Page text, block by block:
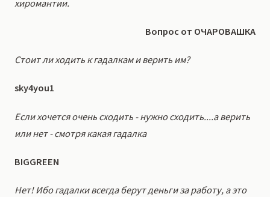
хиромантии.
Вопрос от ОЧАРОВАШКА
Стоит ли ходить к гадалкам и верить им?
sky4you1
Если хочется очень сходить - нужно сходить....а верить
или нет - смотря какая гадалка
BIGGREEN
Нет! Ибо гадалки всегда берут деньги за работу, а это